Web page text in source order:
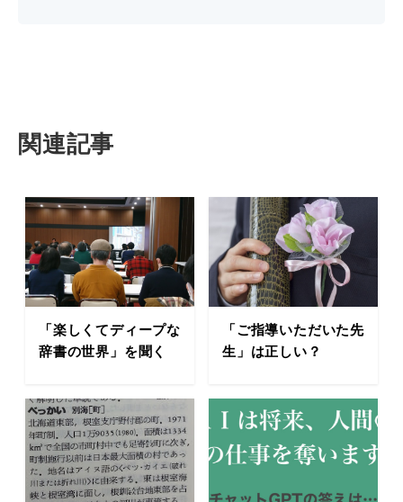
関連記事
「楽しくてディープな
辞書の世界」を聞く
「ご指導いただいた先
生」は正しい？